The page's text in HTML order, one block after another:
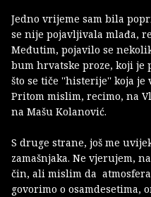
Jedno vrijeme sam bila
se nije pojavljivala mlađa,
Međutim, pojavilo se
bum hrvatske proze, koji je
što se tiče ''histerije'' koja
Pritom mislim, recimo, na
na Mašu Kolanović.
S druge strane, još me
zamašnjaka. Ne vjerujem,
čin, ali mislim da
govorimo o osamdesetima,